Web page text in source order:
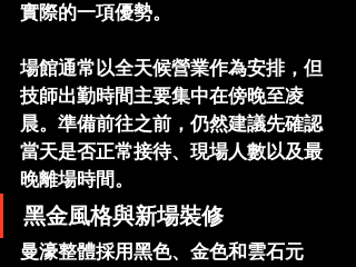
實際的一項優勢。
場館通常以全天候營業作為安排，但
技師出勤時間主要集中在傍晚至凌
晨。準備前往之前，仍然建議先確認
當天是否正常接待、現場人數以及最
晚離場時間。
黑金風格與新場裝修
曼濠整體採用黑色、金色和雲石元